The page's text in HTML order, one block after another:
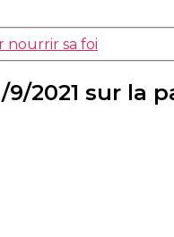
nourrir sa foi
2021 sur la